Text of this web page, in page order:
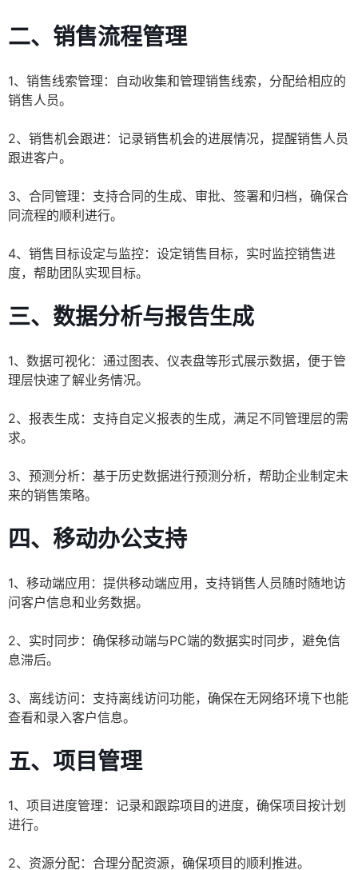
二、销售流程管理
1、销售线索管理：自动收集和管理销售线索，分配给相应的
销售人员。
2、销售机会跟进：记录销售机会的进展情况，提醒销售人员
跟进客户。
3、合同管理：支持合同的生成、审批、签署和归档，确保合
同流程的顺利进行。
4、销售目标设定与监控：设定销售目标，实时监控销售进
度，帮助团队实现目标。
三、数据分析与报告生成
1、数据可视化：通过图表、仪表盘等形式展示数据，便于管
理层快速了解业务情况。
2、报表生成：支持自定义报表的生成，满足不同管理层的需
求。
3、预测分析：基于历史数据进行预测分析，帮助企业制定未
来的销售策略。
四、移动办公支持
1、移动端应用：提供移动端应用，支持销售人员随时随地访
问客户信息和业务数据。
2、实时同步：确保移动端与PC端的数据实时同步，避免信
息滞后。
3、离线访问：支持离线访问功能，确保在无网络环境下也能
查看和录入客户信息。
五、项目管理
1、项目进度管理：记录和跟踪项目的进度，确保项目按计划
进行。
2、资源分配：合理分配资源，确保项目的顺利推进。